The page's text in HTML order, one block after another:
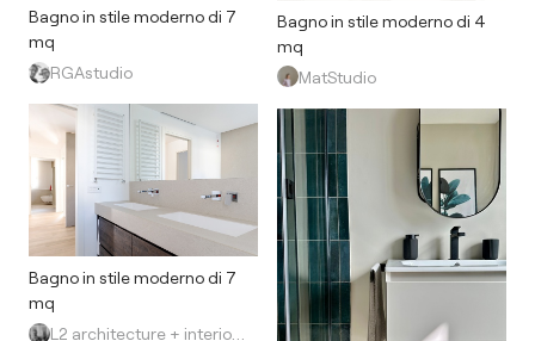
Bagno in stile moderno di 7
mq
RGAstudio
Bagno in stile moderno di 7
mq
Bagno in stile moderno di 4
mq
MatStudio